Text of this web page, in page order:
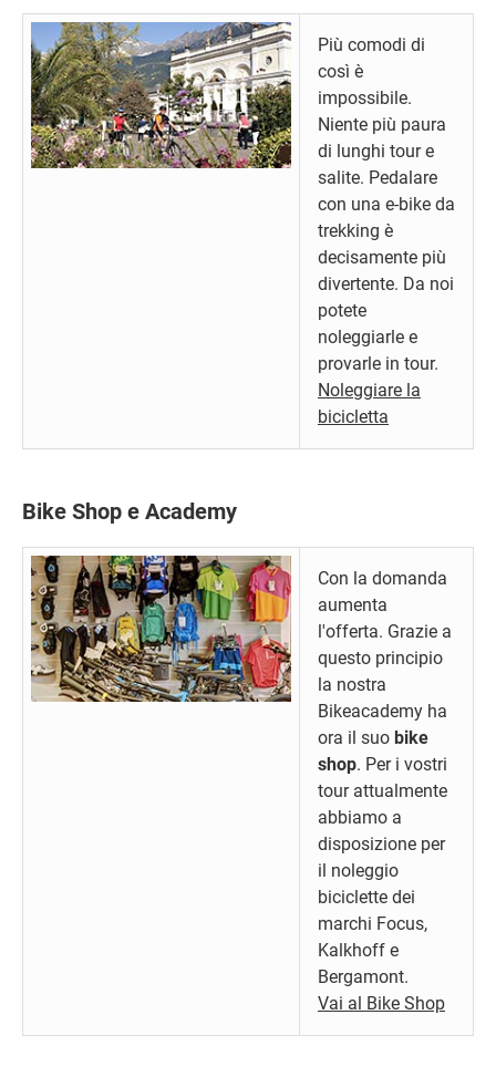
Più comodi di
così è
impossibile.
Niente più paura
di lunghi tour e
salite. Pedalare
con una e-bike da
trekking è
decisamente più
divertente. Da noi
potete
noleggiarle e
provarle in tour.
Noleggiare la
bicicletta
Bike Shop e Academy
Con la domanda
aumenta
l'offerta. Grazie a
questo principio
la nostra
Bikeacademy ha
ora il suo bike
shop. Per i vostri
tour attualmente
abbiamo a
disposizione per
il noleggio
biciclette dei
marchi Focus,
Kalkhoff e
Bergamont.
Vai al Bike Shop